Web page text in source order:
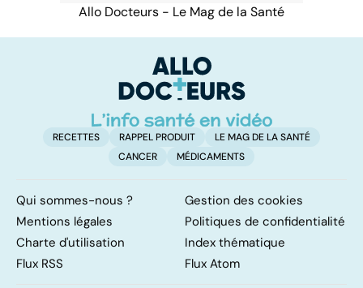
Allo Docteurs - Le Mag de la Santé
RECETTES RAPPEL PRODUIT
LE MAG DE LA SANTÉ
CANCER
MÉDICAMENTS
Qui sommes-nous ?
Gestion des cookies
Mentions légales
Politiques de confidentialité
Charte d'utilisation
Index thématique
Flux RSS
Flux Atom